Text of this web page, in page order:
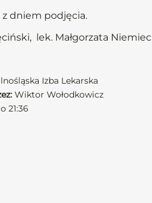
z dniem podjęcia.
lek. Małgorzata Niemiec
Izba Lekarska
Wiktor Wołodkowicz
21:36